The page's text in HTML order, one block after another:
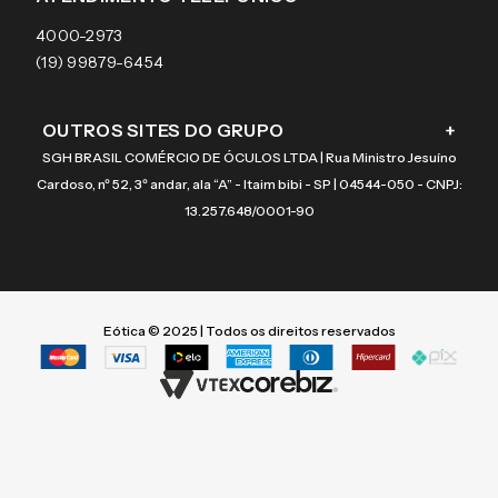
4000-2973
(19) 99879-6454
OUTROS SITES DO GRUPO +
SGH BRASIL COMÉRCIO DE ÓCULOS LTDA | Rua Ministro Jesuíno
Cardoso, nº 52, 3º andar, ala “A” - Itaim bibi - SP | 04544-050 - CNPJ:
13.257.648/0001-90
Eótica © 2025 | Todos os direitos reservados